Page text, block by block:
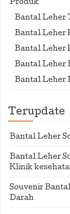
Produk
Bantal Leher
Bantal Leher
Bantal Leher
Bantal Leher
Bantal Leher
Terupdate
Bantal Leher
Bantal Leher
Klinik
Souvenir
Darah